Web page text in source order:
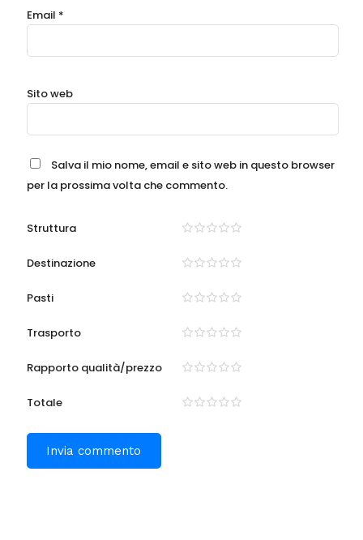
Email *
Sito web
Salva il mio nome, email e sito web in questo browser
per la prossima volta che commento.
Struttura
Destinazione
Pasti
Trasporto
Rapporto qualità/prezzo
Totale